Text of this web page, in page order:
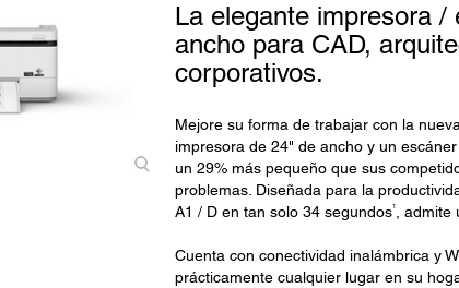
La elegante impresora
ancho para CAD,
corporativos.
Mejore su forma de trabajar con la
impresora de 24" de ancho y un
un 29% más pequeño que sus
problemas. Diseñada para la
A1 / D en tan solo 34 segundos1, admite
Cuenta con conectividad inalámbrica y
prácticamente cualquier lugar en su